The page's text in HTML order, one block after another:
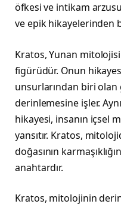
öfkesi ve intikam
ve epik hikayelerinden
Kratos, Yunan
figürüdür. Onun
unsurlarından biri olan
derinlemesine işler.
hikayesi, insanın içsel
yansıtır. Kratos,
doğasının
anahtardır.
Kratos, mitolojinin